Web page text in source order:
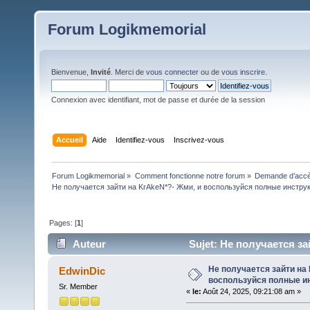
Forum Logikmemorial
Bienvenue, Invité . Merci de vous connecter ou de vous inscrire
Connexion avec identifiant, mot de passe et durée de la session
Accueil Aide Identifiez-vous Inscrivez-vous
Forum Logikmemorial » Comment fonctionne notre forum» Demande
Не получается зайти на KrAkeN*?- Жми, и воспользуйся полные
Pages: [1]
Auteur
Sujet: Не получается
для входа (Lu 176 fois)
EdwinDic
Sr. Member
Не получается зайти
воспользуйся полные
« le: Août 24, 2025, 09:21:08 am »